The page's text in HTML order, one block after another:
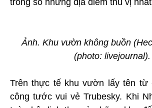
trong số những địa điểm thú vị
Ảnh. Khu vườn không buồn
(photo: livejournal).
Trên thực tế khu vườn lấy tên từ
công tước vui vẻ Trubesky. Khi